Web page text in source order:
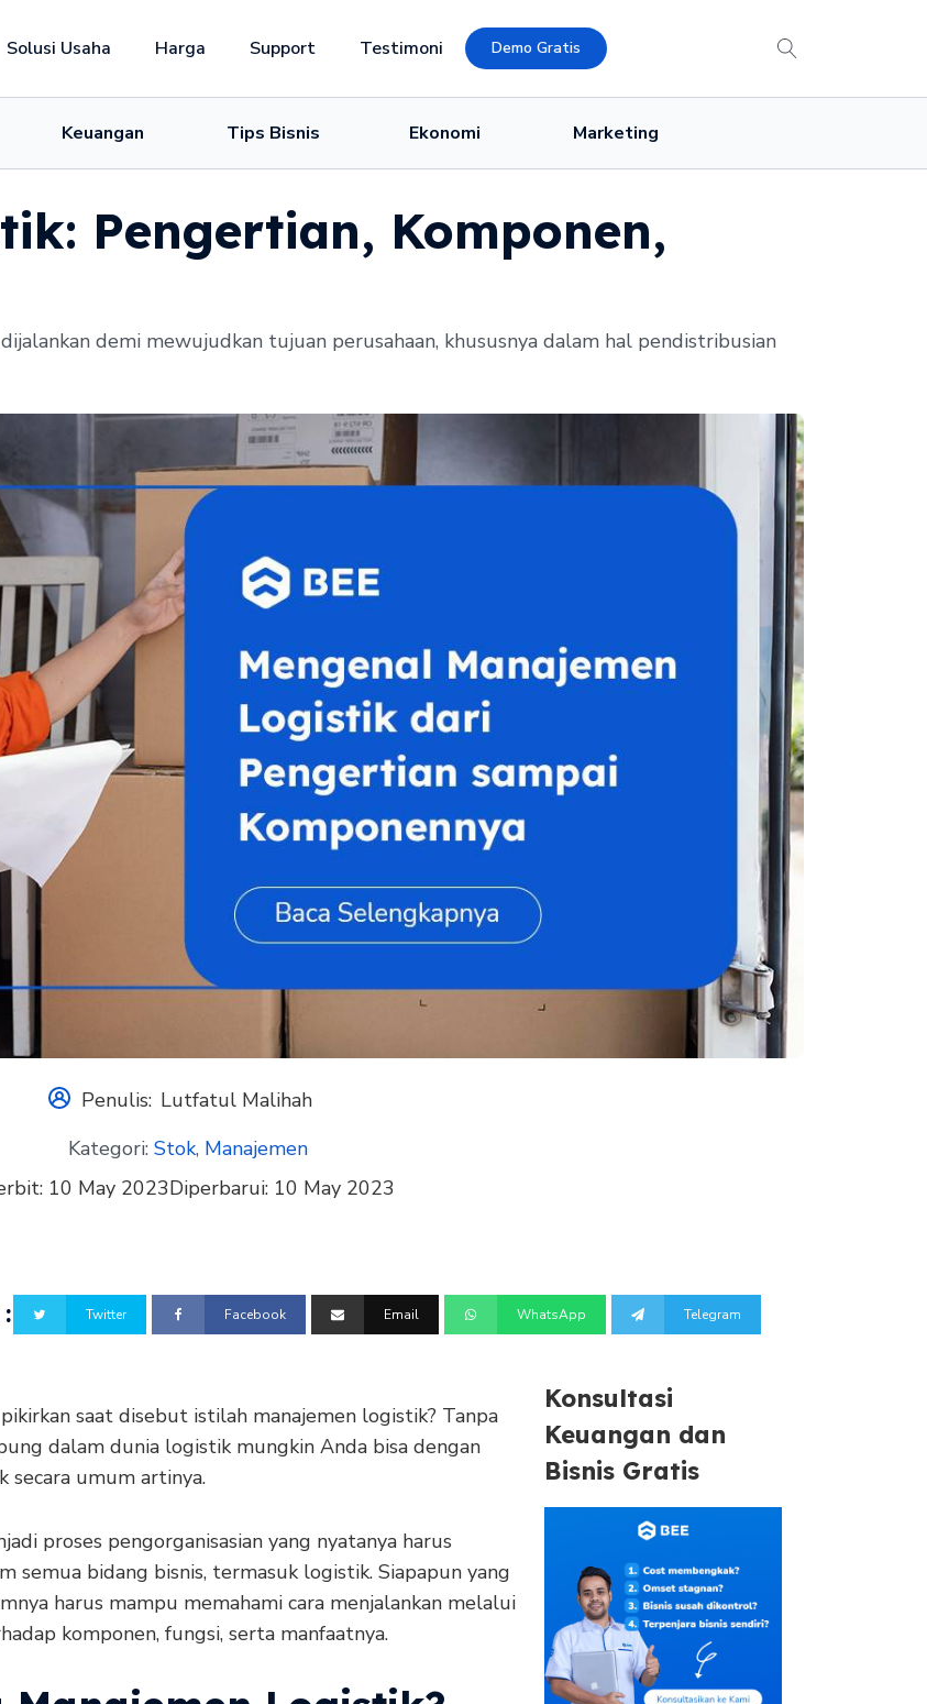
Solusi Usaha Harga Support Testimoni Demo Gratis
Keuangan Tips Bisnis Ekonomi Marketing
Pengertian, Komponen,
demi mewujudkan tujuan perusahaan, khususnya dalam hal pendistribusian
Penulis: Lutfatul Malihah
Kategori: Stok, Manajemen
10 May 2023Diperbarui: 10 May 2023
Twitter Facebook Email WhatsApp Telegram
saat disebut istilah manajemen logistik? Tanpa
dalam dunia logistik mungkin Anda bisa dengan
secara umum artinya.
proses pengorganisasian yang nyatanya harus
semua bidang bisnis, termasuk logistik. Siapapun yang
harus mampu memahami cara menjalankan melalui
komponen, fungsi, serta manfaatnya.
Konsultasi
Keuangan dan
Bisnis Gratis